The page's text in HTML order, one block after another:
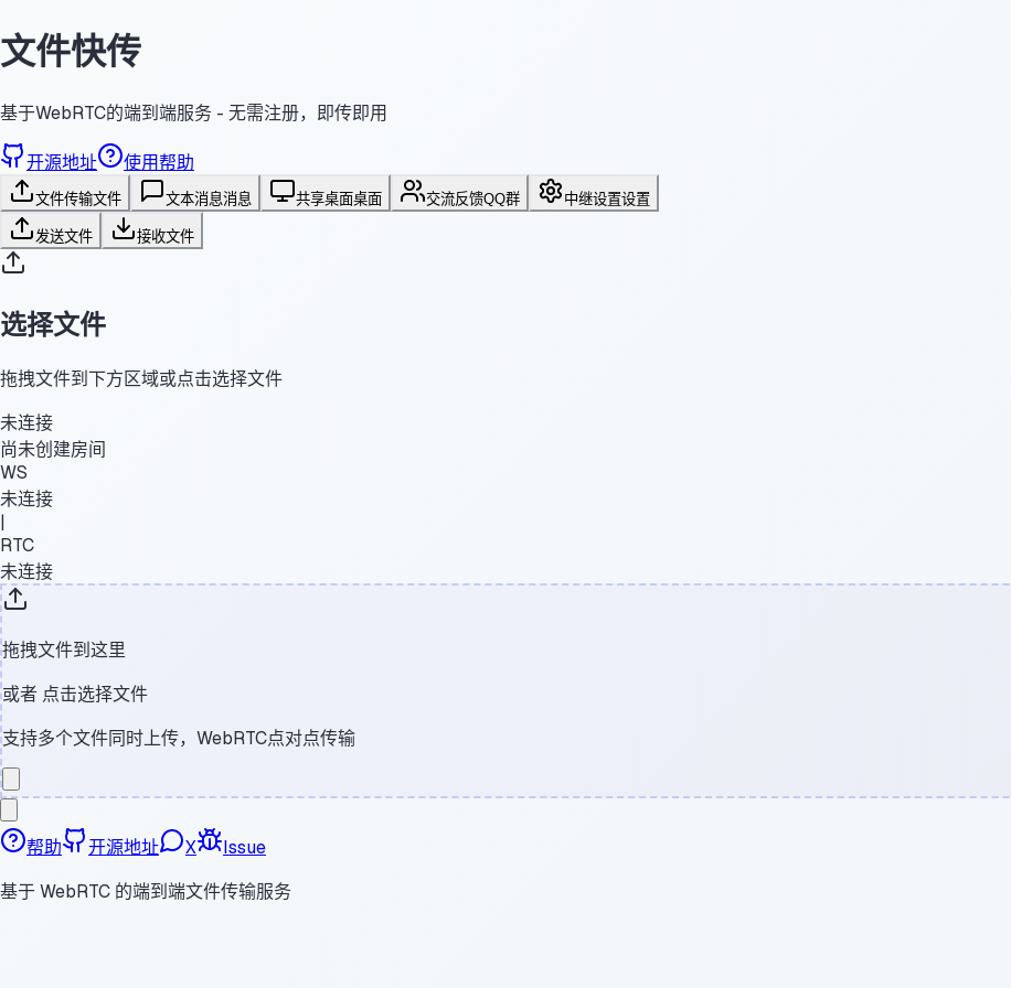
文件快传
基于WebRTC的端到端服务 - 无需注册，即传即用
开源地址 使用帮助
文件传输文件 文本消息消息 共享桌面桌面 交流反馈QQ群 中继设置设置
发送文件 接收文件
选择文件
拖拽文件到下方区域或点击选择文件
未连接
尚未创建房间
WS
未连接
|
RTC
未连接
拖拽文件到这里
或者 点击选择文件
支持多个文件同时上传，WebRTC点对点传输
帮助 开源地址 X
Issue
基于 WebRTC 的端到端文件传输服务